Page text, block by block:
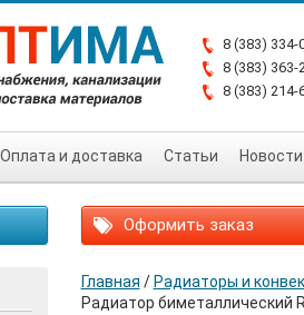
8 (383) 334-
8 (383) 363-
8 (383) 214-
Оплата и доставка Статьи Новости
Оформить заказ
Главная / Радиаторы и
Радиатор биметаллический